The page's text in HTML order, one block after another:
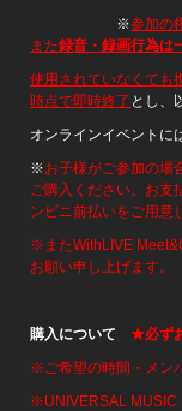
※参加の
また録音・録画行為は
使用されていなくても
時点で即時終了 とし、
オンラインイベントに
※お子様がご参加の場
ご購入ください。お支
ンビニ前払いをご用意
※またWithLIVE
お願い申し上げます。
購入について ★必ず
※ご希望の時間・メン
※UNIVERSAL MUSIC